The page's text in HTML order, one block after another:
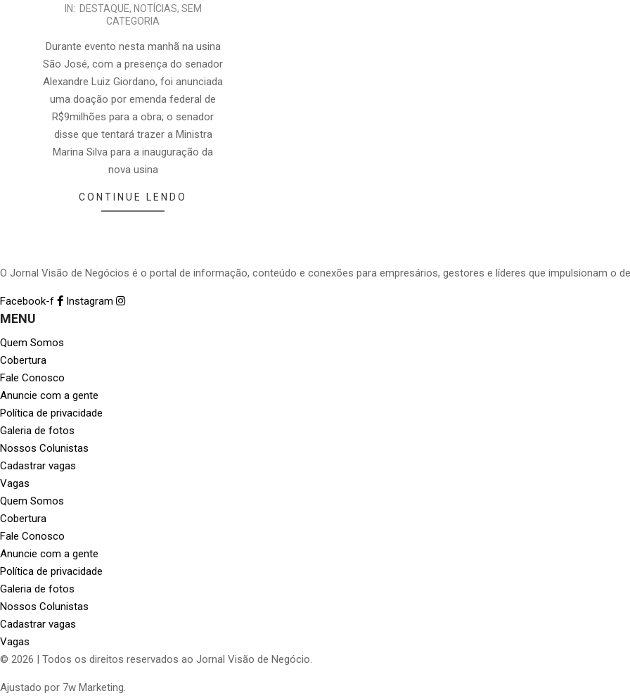
2024-
23
IN: DESTAQUE, NOTÍCIAS, SEM
CATEGORIA
Durante evento nesta manhã na usina
São José, com a presença do senador
Alexandre Luiz Giordano, foi anunciada
uma doação por emenda federal de
R$9milhões para a obra; o senador
disse que tentará trazer a Ministra
Marina Silva para a inauguração da
nova usina
CONTINUE LENDO
O Jornal Visão de Negócios é o portal de informação, conteúdo e conexões para empresários, gestores e líderes que impulsionam o
Facebook-f Instagram
MENU
Quem Somos
Cobertura
Fale Conosco
Anuncie com a gente
Política de privacidade
Galeria de fotos
Nossos Colunistas
Cadastrar vagas
Vagas
Quem Somos
Cobertura
Fale Conosco
Anuncie com a gente
Política de privacidade
Galeria de fotos
Nossos Colunistas
Cadastrar vagas
Vagas
© 2026 | Todos os direitos reservados ao Jornal Visão de Negócio.
Ajustado por 7w Marketing.